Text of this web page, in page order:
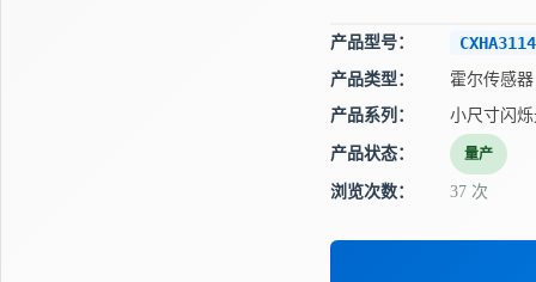
产品型号：
产品类型：
霍尔传感器
产品系列：
小尺寸闪
产品状态： 量产
浏览次数： 37 次